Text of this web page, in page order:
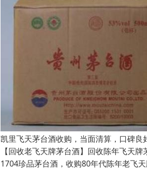
凯里飞天茅台酒收购，当面清算，口碑良
【回收老飞天牌茅台酒】回收陈年飞天
1704珍品茅台酒，收购80年代陈年老飞